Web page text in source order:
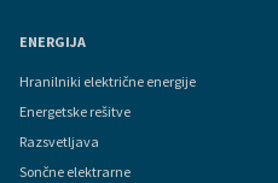
ENERGIJA
Hranilniki električne energije
Energetske rešitve
Razsvetljava
Sončne elektrarne